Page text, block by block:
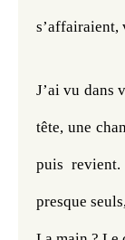
s’affairaient,
J’ai vu dans
tête, une
puis
presque